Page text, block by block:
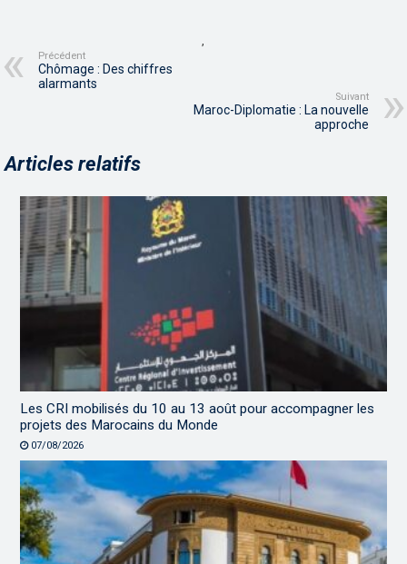
,
Précédent
Chômage : Des chiffres
alarmants
Suivant
Maroc-Diplomatie : La nouvelle
approche
Articles relatifs
Les CRI mobilisés du 10 au 13 août pour accompagner les
projets des Marocains du Monde
07/08/2026